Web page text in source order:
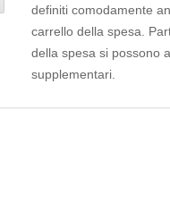
definiti comodamente
carrello della spesa.
della spesa si possono
supplementari.